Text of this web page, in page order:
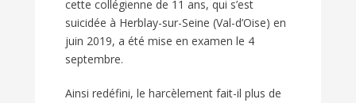
cette collégienne de 11 ans, qui s’est
suicidée à Herblay-sur-Seine (Val-d’Oise) en
juin 2019, a été mise en examen le 4
septembre.
Ainsi redéfini, le harcèlement fait-il plus de